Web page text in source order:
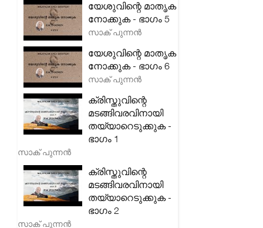
യേശുവിന്റെ മാതൃക
നോക്കുക - ഭാഗം 5
സാക് പുന്നൻ
യേശുവിന്റെ മാതൃക
നോക്കുക - ഭാഗം 6
സാക് പുന്നൻ
ക്രിസ്തുവിന്റെ
മടങ്ങിവരവിനായി
തയ്യാറെടുക്കുക -
ഭാഗം 1
സാക് പുന്നൻ
ക്രിസ്തുവിന്റെ
മടങ്ങിവരവിനായി
തയ്യാറെടുക്കുക -
ഭാഗം 2
സാക് പുന്നൻ